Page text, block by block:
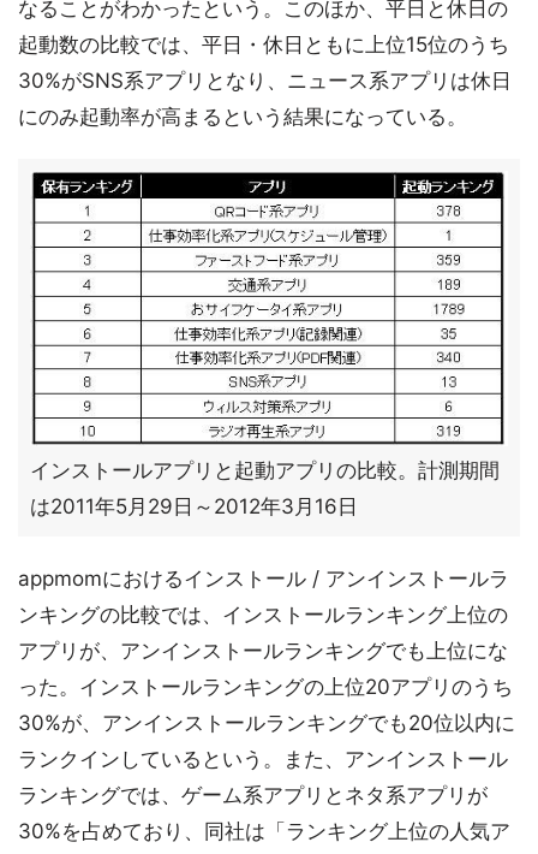
なることがわかったという。このほか、平日と休日の
起動数の比較では、平日・休日ともに上位15位のうち
30%がSNS系アプリとなり、ニュース系アプリは休日
にのみ起動率が高まるという結果になっている。
インストールアプリと起動アプリの比較。計測期間
は2011年5月29日～2012年3月16日
appmomにおけるインストール / アンインストールラ
ンキングの比較では、インストールランキング上位の
アプリが、アンインストールランキングでも上位にな
った。インストールランキングの上位20アプリのうち
30%が、アンインストールランキングでも20位以内に
ランクインしているという。また、アンインストール
ランキングでは、ゲーム系アプリとネタ系アプリが
30%を占めており、同社は「ランキング上位の人気ア